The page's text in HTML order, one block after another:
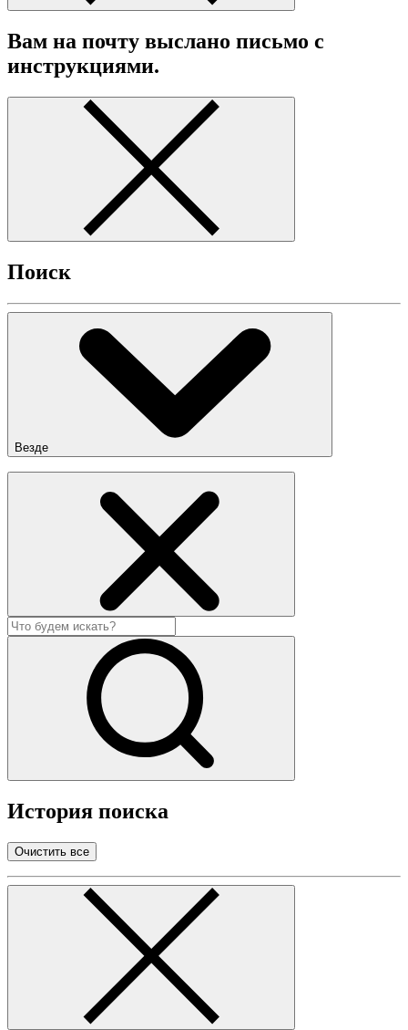
Вам на почту выслано письмо с
инструкциями.
Поиск
Везде
История поиска
Очистить все